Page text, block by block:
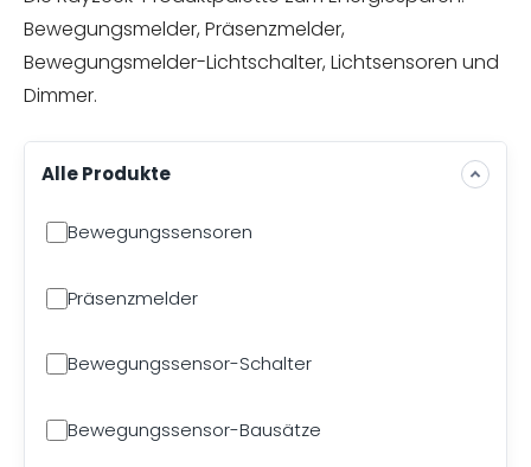
Bewegungsmelder, Präsenzmelder,
Bewegungsmelder-Lichtschalter, Lichtsensoren und
Dimmer.
Alle Produkte
Bewegungssensoren
Präsenzmelder
Bewegungssensor-Schalter
Bewegungssensor-Bausätze